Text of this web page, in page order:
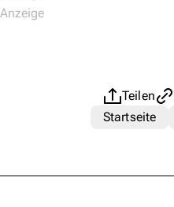
Teilen
Startseite